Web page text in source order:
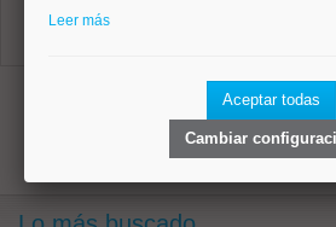
1
Leer más
Aceptar todas
Cambiar